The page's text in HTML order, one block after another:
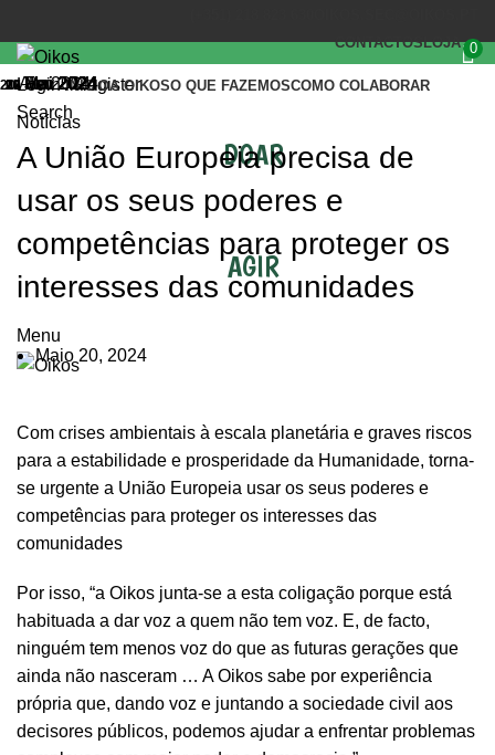
CONTACTOSLOJA 0
Login / Register
Search
INÍCIOA OIKOSO QUE FAZEMOSCOMO COLABORAR
DOAR
AGIR
Menu
Notícias
A União Europeia precisa de
usar os seus poderes e
competências para proteger os
interesses das comunidades
Maio 20, 2024
20Abr 2024
Com crises ambientais à escala planetária e graves riscos
para a estabilidade e prosperidade da Humanidade, torna-
se urgente a União Europeia usar os seus poderes e
competências para proteger os interesses das
comunidades
Por isso, “a Oikos junta-se a esta coligação porque está
habituada a dar voz a quem não tem voz. E, de facto,
ninguém tem menos voz do que as futuras gerações que
ainda não nasceram … A Oikos sabe por experiência
própria que, dando voz e juntando a sociedade civil aos
decisores públicos, podemos ajudar a enfrentar problemas
04Jun 2024
29Mai 2024
29Mai 2024
27Mai 2024
12Fev 2024